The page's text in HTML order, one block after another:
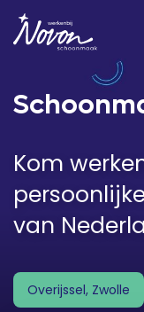
Kom
van
Overijssel, Zwolle